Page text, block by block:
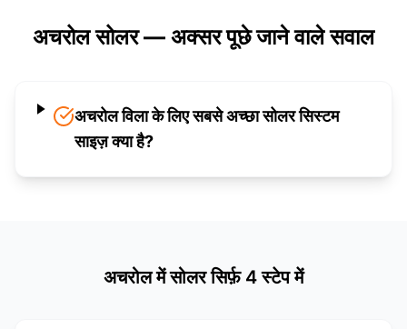
अचरोल सोलर — अक्सर पूछे जाने वाले सवाल
अचरोल विला के लिए सबसे अच्छा सोलर सिस्टम
साइज़ क्या है?
अचरोल में सोलर सिर्फ़ 4 स्टेप में